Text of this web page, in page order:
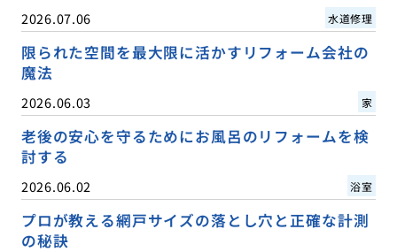
2026.07.06 水道修理
限られた空間を最大限に活かすリフォーム会社の
魔法
2026.06.03 家
老後の安心を守るためにお風呂のリフォームを検
討する
2026.06.02 浴室
プロが教える網戸サイズの落とし穴と正確な計測
の秘訣